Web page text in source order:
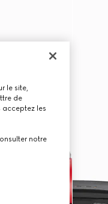
le site,
de
acceptez les
notre